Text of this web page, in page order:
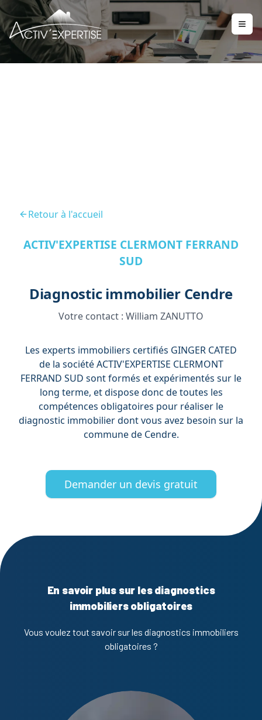
Retour à l'accueil
ACTIV'EXPERTISE CLERMONT FERRAND
SUD
Diagnostic immobilier Cendre
Votre contact : William ZANUTTO
Les experts immobiliers certifiés GINGER CATED
de la société ACTIV'EXPERTISE CLERMONT
FERRAND SUD sont formés et expérimentés sur le
long terme, et dispose donc de toutes les
compétences obligatoires pour réaliser le
diagnostic immobilier dont vous avez besoin sur la
commune de Cendre.
Demander un devis gratuit
En savoir plus sur les diagnostics
immobiliers obligatoires
Vous voulez tout savoir sur les diagnostics immobiliers
obligatoires ?